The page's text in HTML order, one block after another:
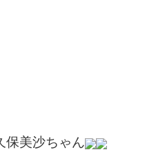
保美沙ちゃん